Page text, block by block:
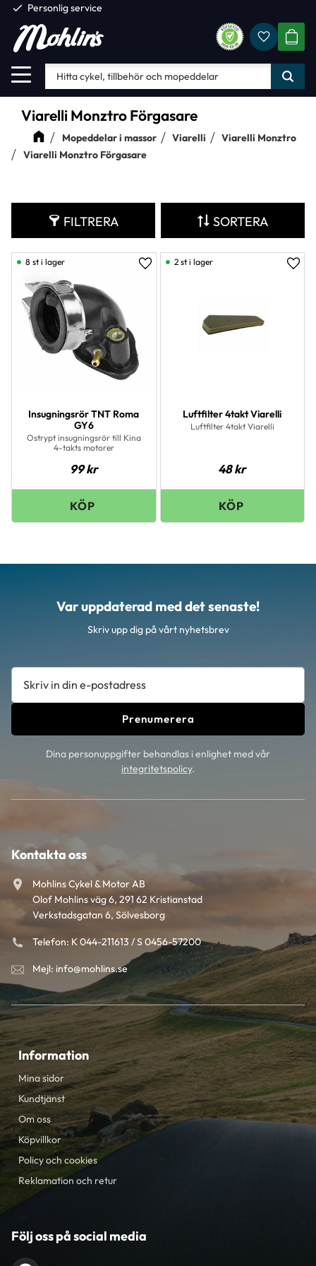
Meny
check Personlig service
Viarelli Monztro Förgasare
Mopeddelar i massor Viarelli
Viarelli Monztro
Viarelli Monztro Förgasare
FILTRERA SORTERA
Insugningsrör TNT Roma
GY6
Ostrypt insugningsrör till Kina
4-takts motorer
99kr
Lägg till i favoriter
8 st i lager
Luftfilter 4takt Viarelli
Luftfilter 4takt Viarelli
48kr
2 st i lager
Var uppdaterad med det senaste!
Skriv upp dig på vårt nyhetsbrev
Prenumerera
Dina personuppgifter behandlas i enlighet med vår
integritetspolicy.
Kontakta oss
Mohlins Cykel & Motor AB
Olof Mohlins väg 6, 291 62 Kristianstad
Verkstadsgatan 6, Sölvesborg
Telefon: K 044-211613 / S 0456-57200
Mejl: info@mohlins.se
Information
Mina sidor
Kundtjänst
Om oss
Köpvillkor
Policy och cookies
Reklamation och retur
Följ oss på social media